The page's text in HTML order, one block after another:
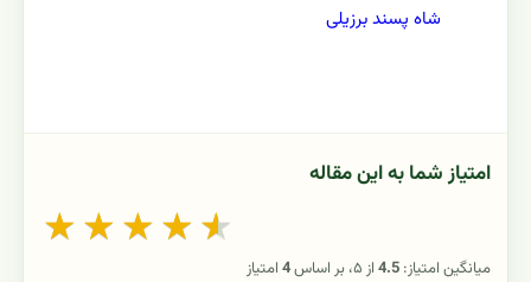
شاه پسند برزیلی
امتیاز شما به این مقاله
★ ★ ★ ★ ★
میانگین امتیاز: 4.5از ۵، بر اساس 4امتیاز